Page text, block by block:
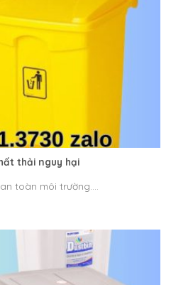
thải nguy hại
toàn môi trường....